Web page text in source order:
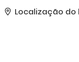
para bagagem.
disponível no local..
Localização do